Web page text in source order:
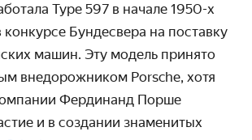
Type 597 в начале 1950-х
конкурсе Бундесвера на поставку
машин. Эту модель принято
внедорожником Porsche, хотя
Фердинанд Порше
и в создании знаменитых